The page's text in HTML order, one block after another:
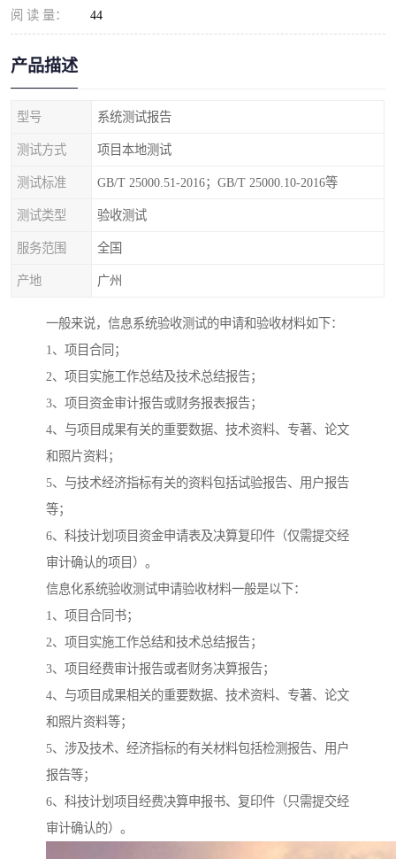
阅 读 量： 44
产品描述
型号 系统测试报告
测试方式 项目本地测试
测试标准 GB/T 25000.51-2016；GB/T 25000.10-2016等
测试类型 验收测试
服务范围 全国
产地 广州
一般来说，信息系统验收测试的申请和验收材料如下：
1、项目合同；
2、项目实施工作总结及技术总结报告；
3、项目资金审计报告或财务报表报告；
4、与项目成果有关的重要数据、技术资料、专著、论文
和照片资料；
5、与技术经济指标有关的资料包括试验报告、用户报告
等；
6、科技计划项目资金申请表及决算复印件（仅需提交经
审计确认的项目）。
信息化系统验收测试申请验收材料一般是以下：
1、项目合同书；
2、项目实施工作总结和技术总结报告；
3、项目经费审计报告或者财务决算报告；
4、与项目成果相关的重要数据、技术资料、专著、论文
和照片资料等；
5、涉及技术、经济指标的有关材料包括检测报告、用户
报告等；
6、科技计划项目经费决算申报书、复印件（只需提交经
审计确认的）。